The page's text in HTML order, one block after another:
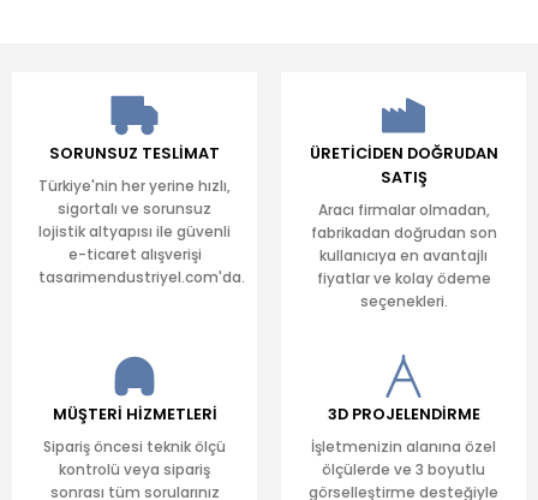
SORUNSUZ TESLİMAT
Türkiye'nin her yerine hızlı,
sigortalı ve sorunsuz
lojistik altyapısı ile güvenli
e-ticaret alışverişi
tasarimendustriyel.com'da.
ÜRETİCİDEN DOĞRUDAN
SATIŞ
Aracı firmalar olmadan,
fabrikadan doğrudan son
kullanıcıya en avantajlı
fiyatlar ve kolay ödeme
seçenekleri.
MÜŞTERİ HİZMETLERİ
Sipariş öncesi teknik ölçü
kontrolü veya sipariş
sonrası tüm sorularınız
3D PROJELENDİRME
İşletmenizin alanına özel
ölçülerde ve 3 boyutlu
görselleştirme desteğiyle